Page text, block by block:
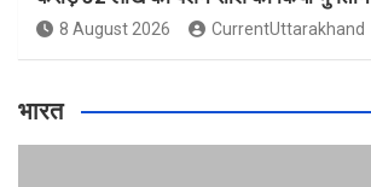
8 August 2026 CurrentUttarakhand
भारत